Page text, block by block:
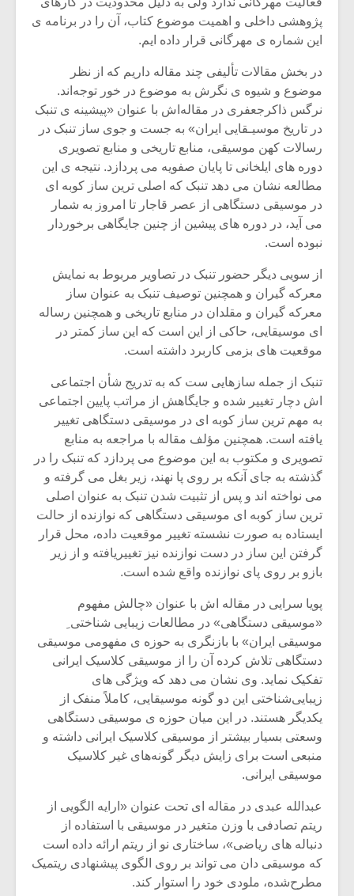
پژوهشی داخلی و اهمیت موضوع کتاب، آن را در برنامه ی
این شماره ی مهرگانی قرار داده ایم.
در بخش مقالات تألیفی چند مقاله داریم که از نظر
موضوع و شیوه ی نگرش به موضوع در خور توجه‌اند.
نرگس ذاکرجعفری در مقاله‌اش با عنوان «پیشینه ی تنبک
در تاریخ موسیـقایی ایران» به جست و جوی ساز تنبک در
رسالات کهن موسیقی، منابع تاریخی و منابع تصویری
دوره های ایلخانی تا پایان صفویه می پردازد. نتیجه ی این
مطالعه نشان می دهد تنبک که اصلی ترین ساز کوبه ای
در موسیقی دستگاهی از عصر قاجار تا امروز به شمار
می آید، در دوره های پیشین از چنین جایگاهی برخوردار
نبوده است.
از سویی دیگر حضور تنبک در تصاویر مربوط به نمایش
معرکه گیران و همچنین توصیف تنبک به عنوان ساز
معرکه گیران و مقلدان در منابع تاریخی و همچنین رساله
ای موسیقایی، حاکی از این است که این ساز کمتر در
موقعیت های بزمی کاربرد داشته است.
تنبک از جمله سازهایی ست که به تدریج شأن اجتماعی
اش دچار تغییر شده و جایگاهش از مراتب پایین اجتماعی
به مهم ترین ساز کوبه ای در موسیقی دستگاهی تغییر
یافته است. همچنین مؤلف مقاله با مراجعه به منابع
تصویری و مکتوب به این موضوع می پردازد که تنبک را در
گذشته به جای آنکه بر روی پا نهند، زیر بغل می گرفته و
می نواخته اند و پس از تثبیت شدن تنبک به عنوان اصلی
ترین ساز کوبه ای موسیقی دستگاهی که نوازنده از حالت
ایستاده به صورت نشسته تغییر موقعیت داده، محل قرار
گرفتن این ساز در دست نوازنده نیز تغییریافته و از زیر
بازو بر روی پای نوازنده واقع شده است.
پویا سرایی در مقاله اش با عنوان «چالش مفهوم
«موسیقی دستگاهی» در مطالعات زیبایی شناختی ِ
موسیقی ایران» با بازنگری به حوزه ی مفهومی موسیقی
دستگاهی تلاش کرده آن را از موسیقی کلاسیک ایرانی
تفکیک نماید. وی نشان می دهد که ویژگی های
زیبایی‌شناختی این دو گونه موسیقایی، کاملاً منفک از
یکدیگر هستند. در این میان حوزه ی موسیقی دستگاهی
وسعتی بسیار بیشتر از موسیقی کلاسیک ایرانی داشته و
منبعی است برای زایش دیگر گونه‌های غیر کلاسیک
موسیقی ایرانی.
عبدالله عبدی در مقاله ای تحت عنوان «ارایه الگویی از
ریتم تصادفی با وزن متغیر در موسیقی با استفاده از
دنباله های ریاضی»، ساختاری نو از ریتم ارائه داده است
که موسیقی دان می تواند بر روی الگوی پیشنهادی ریتمیک
مطرح‌شده، ملودی خود را استوار کند.